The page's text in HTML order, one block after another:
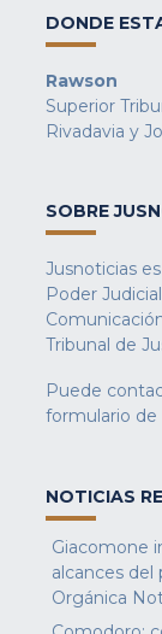
DONDE
Rawson
Superior
Rivadavia y
SOBRE
Jusnoticias
Poder
Tribunal de
Puede
formulario
NOTICIAS
Giacomone
alcances del
Orgánica